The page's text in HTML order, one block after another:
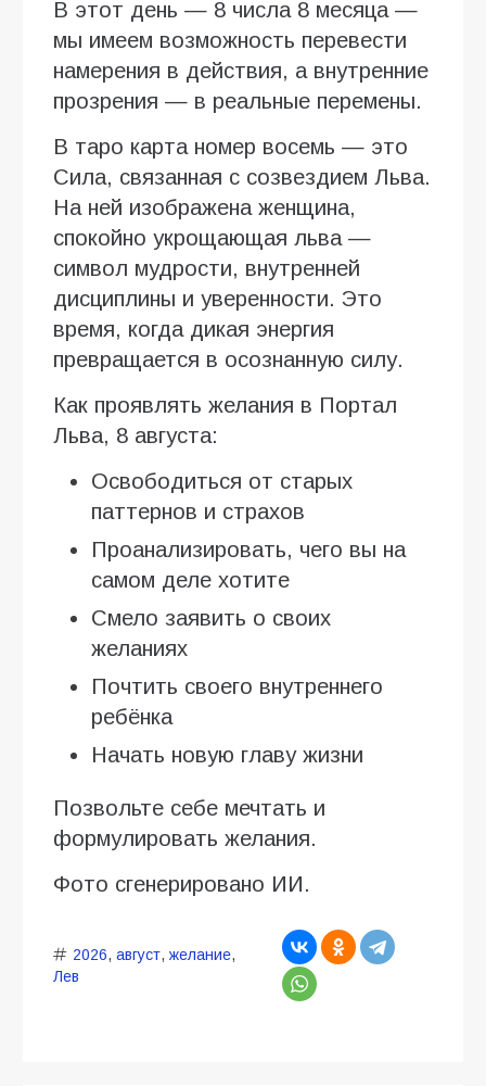
В этот день — 8 числа 8 месяца —
мы имеем возможность перевести
намерения в действия, а внутренние
прозрения — в реальные перемены.
В таро карта номер восемь — это
Сила, связанная с созвездием Льва.
На ней изображена женщина,
спокойно укрощающая льва —
символ мудрости, внутренней
дисциплины и уверенности. Это
время, когда дикая энергия
превращается в осознанную силу.
Как проявлять желания в Портал
Льва, 8 августа:
Освободиться от старых
паттернов и страхов
Проанализировать, чего вы на
самом деле хотите
Смело заявить о своих
желаниях
Почтить своего внутреннего
ребёнка
Начать новую главу жизни
Позвольте себе мечтать и
формулировать желания.
Фото сгенерировано ИИ.
2026, август, желание,
Лев